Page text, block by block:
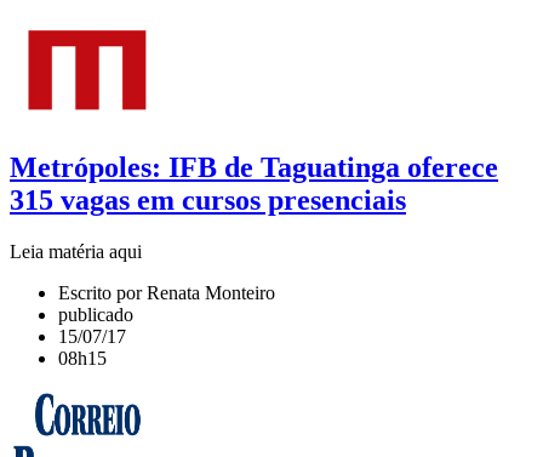
Metrópoles: IFB de Taguatinga oferece
315 vagas em cursos presenciais
Leia matéria aqui
Escrito por Renata Monteiro
publicado
15/07/17
08h15